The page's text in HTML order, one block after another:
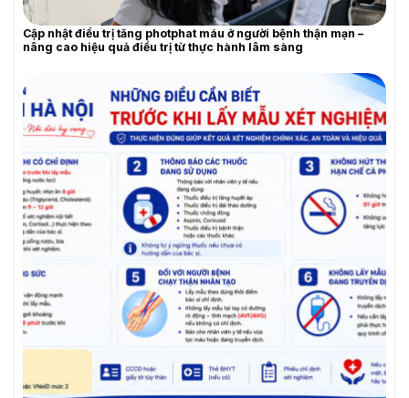
Cập nhật điều trị tăng photphat máu ở người bệnh thận mạn –
nâng cao hiệu quả điều trị từ thực hành lâm sàng